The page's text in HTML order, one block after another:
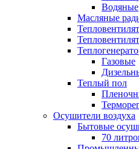
Водяные
Масляные
Газовые
Теплый пол
Осушители воздуха
Бытовые
70